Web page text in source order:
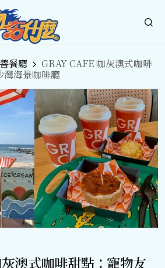
餐廳
GRAY CAFE 咖灰澳式咖啡
灣海景咖啡廳
澳式咖啡甜點：寵物友